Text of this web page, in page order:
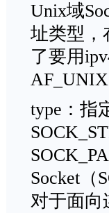
Unix域
址类型，
了要用
type：指
Socket（
对于面向